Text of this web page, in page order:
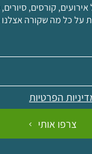
קורסים,
על כל מה שקורה אצלנו
הפרטיות
צרפו אותי